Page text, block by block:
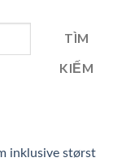
TÌM
KIẾM
inklusive størst